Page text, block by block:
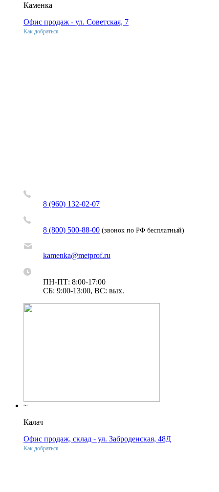
Каменка
Офис продаж - ул. Советская, 7
Как добраться
8 (960) 132-02-07
8 (800) 500-88-00 (звонок по РФ бесплатный)
kamenka@metprof.ru
ПН-ПТ: 8:00-17:00
СБ: 9:00-13:00, ВС: вых.
~
Калач
Офис продаж, склад - ул. Заброденская, 48Д
Как добраться